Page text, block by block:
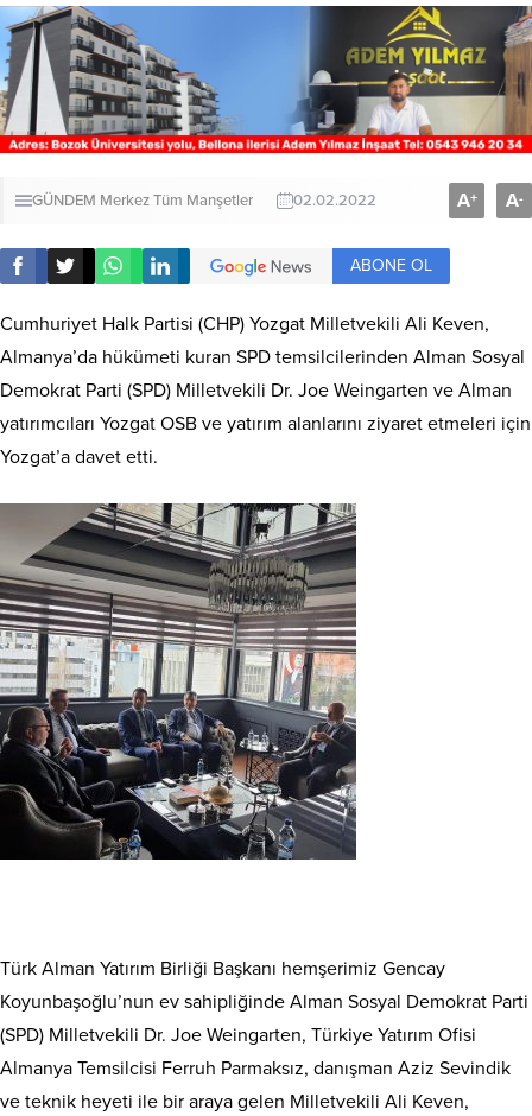
GÜNDEM MerkezTüm Manşetler 02.02.2022 A+ A-
ABONE OL
Cumhuriyet Halk Partisi (CHP) Yozgat Milletvekili Ali Keven,
Almanya’da hükümeti kuran SPD temsilcilerinden Alman Sosyal
Demokrat Parti (SPD) Milletvekili Dr. Joe Weingarten ve Alman
yatırımcıları Yozgat OSB ve yatırım alanlarını ziyaret etmeleri için
Yozgat’a davet etti.
Türk Alman Yatırım Birliği Başkanı hemşerimiz Gencay
Koyunbaşoğlu’nun ev sahipliğinde Alman Sosyal Demokrat Parti
(SPD) Milletvekili Dr. Joe Weingarten, Türkiye Yatırım Ofisi
Almanya Temsilcisi Ferruh Parmaksız, danışman Aziz Sevindik
ve teknik heyeti ile bir araya gelen Milletvekili Ali Keven,